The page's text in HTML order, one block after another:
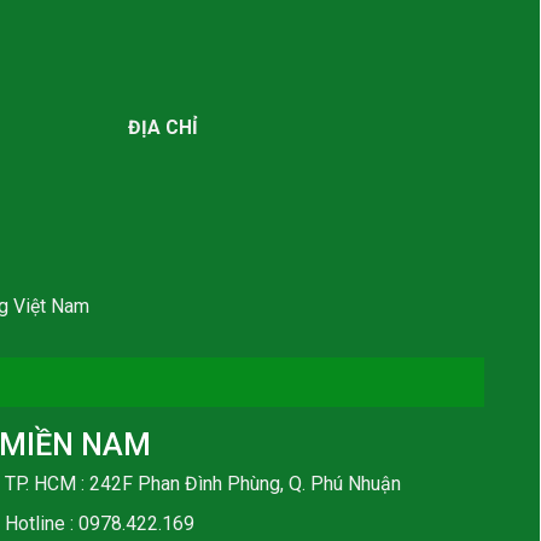
Việt Nam
ĐỊA CHỈ
MIỀN NAM
TP. HCM : 242F Phan Đình Phùng, Q. Phú Nhuận
Hotline :0978.422.169